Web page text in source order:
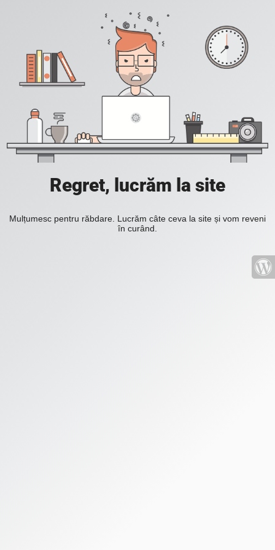
Regret, lucrăm la site
Mulțumesc pentru răbdare. Lucrăm câte ceva la site și vom reveni
în curând.